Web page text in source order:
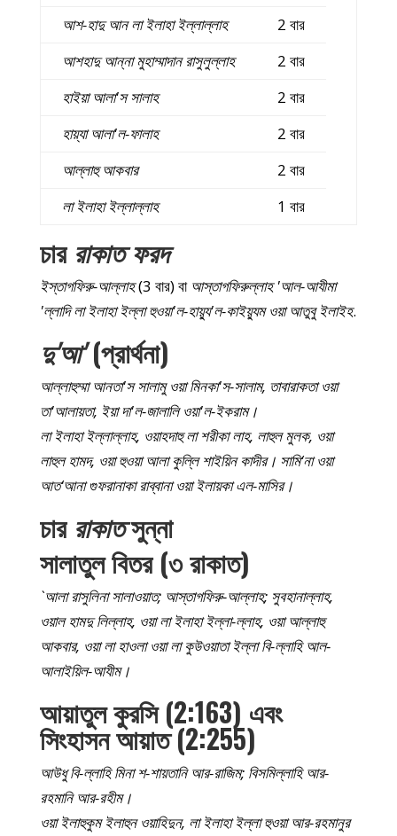
আশ-হাদু আন লা ইলাহা ইল্লাল্লাহ
2 বার
আশহাদু আন্না মুহাম্মাদান রাসুলুল্লাহ
2 বার
হাইয়া আলা'স সালাহ
2 বার
হায়্যা আলা'ল-ফালাহ
2 বার
আল্লাহু আকবার
2 বার
লা ইলাহা ইল্লাল্লাহ
1 বার
চাররাকাত ফরদ
ইস্তাগফিরু-আল্লাহ(3 বার) বা আস্তাগফিরুল্লাহ 'আল-আযীমা
'ল্লাদি লা ইলাহা ইল্লা হুওয়া'ল-হায়্যু'ল-কাইয়্যুম ওয়া আতুবু ইলাইহ.
দু'আ'(প্রার্থনা)
আল্লাহুম্মা আনতা'স সালামু ওয়া মিনকা'স-সালাম, তাবারাকতা ওয়া
তা'আলায়তা, ইয়া দা'ল-জালালি ওয়া'ল-ইকরাম।
লা ইলাহা ইল্লাল্লাহ, ওয়াহদাহু লা শরীকা লাহ, লাহুল মুলক, ওয়া
লাহুল হামদ, ওয়া হুওয়া আলা কুল্লি শাইয়িন কাদীর। সামি‘না ওয়া
আত‘আনা গুফরানাকা রাব্বানা ওয়া ইলায়কা এল-মাসির।
চার রাকাতসুন্না
সালাতুল বিতর (৩ রাকাত)
`আলা রাসুলিনা সালাওয়াত; আস্তাগফিরু-আল্লাহ; সুবহানাল্লাহ,
ওয়াল হামদু লিল্লাহ, ওয়া লা ইলাহা ইল্লা-ল্লাহ, ওয়া আল্লাহু
আকবার, ওয়া লা হাওলা ওয়া লা কুউওয়াতা ইল্লা বি-ল্লাহি আল-
আলাইয়িল-আযীম।
আয়াতুল কুরসি (2:163) এবং
সিংহাসন আয়াত (2:255)
আউধু বি-ল্লাহি মিনা শ-শায়তানি আর-রাজিম; বিসমিল্লাহি আর-
রহমানি আর-রহীম।
ওয়া ইলাহুকুম ইলাহুন ওয়াহিদুন, লা ইলাহা ইল্লা হুওয়া আর-রহমানুর